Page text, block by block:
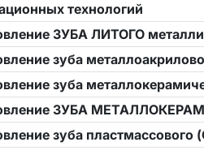
технологий
ЗУБА ЛИТОГО
зуба
зуба
ЗУБА
зуба